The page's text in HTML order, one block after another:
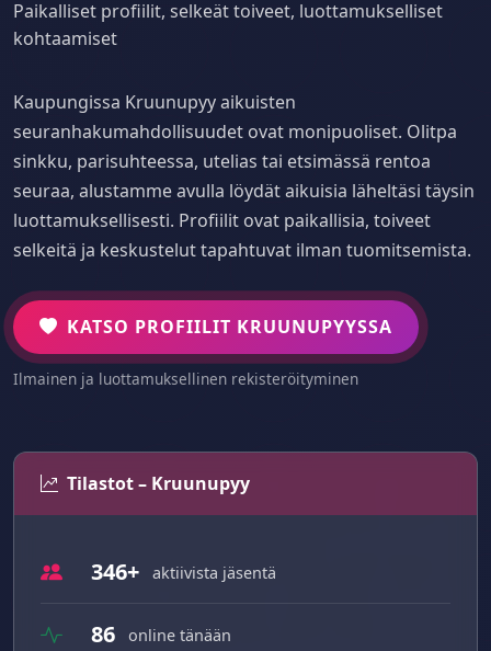
Paikalliset profiilit, selkeät toiveet, luottamukselliset
kohtaamiset
Kaupungissa Kruunupyy aikuisten
seuranhakumahdollisuudet ovat monipuoliset. Olitpa
sinkku, parisuhteessa, utelias tai etsimässä rentoa
seuraa, alustamme avulla löydät aikuisia läheltäsi täysin
luottamuksellisesti. Profiilit ovat paikallisia, toiveet
selkeitä ja keskustelut tapahtuvat ilman tuomitsemista.
KATSO PROFIILIT KRUUNUPYYSSA
Ilmainen ja luottamuksellinen rekisteröityminen
Tilastot – Kruunupyy
346+ aktiivista jäsentä
86 online tänään